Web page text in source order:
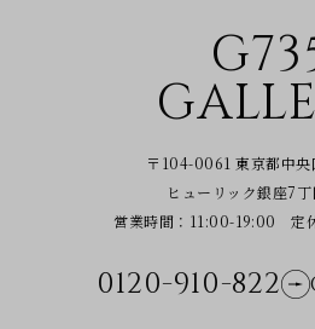
〒104-0061 東京都中
ヒューリック銀座7
営業時間：11:00-19:00 定
0120-910-822